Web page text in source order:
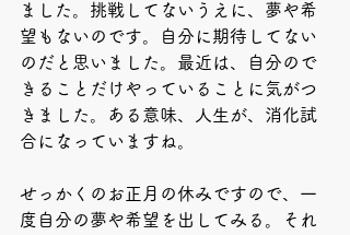
ました。挑戦してないうえに、夢や希
望もないのです。自分に期待してない
のだと思いました。最近は、自分ので
きることだけやっていることに気がつ
きました。ある意味、人生が、消化試
合になっていますね。
せっかくのお正月の休みですので、一
度自分の夢や希望を出してみる。それ